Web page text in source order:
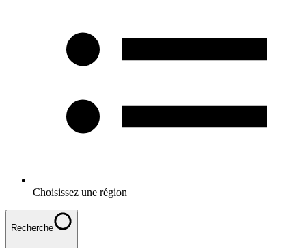
Choisissez une région
Recherche